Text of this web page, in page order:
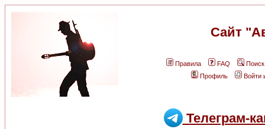
Сайт
Правила FAQ
Поиск
Профиль
Войти
Телеграм-